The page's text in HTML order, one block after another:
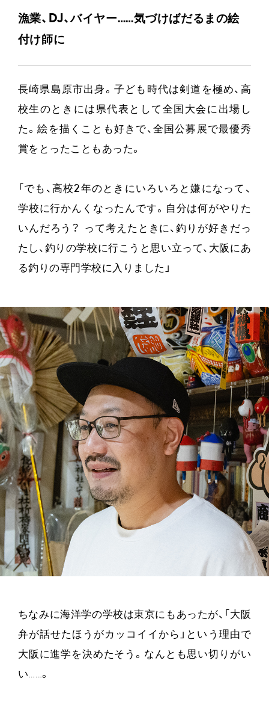
漁業、DJ、バイヤー……気づけばだるまの絵
付け師に
長崎県島原市出身。子ども時代は剣道を極め、高
校生のときには県代表として全国大会に出場し
た。絵を描くことも好きで、全国公募展で最優秀
賞をとったこともあった。
「でも、高校2年のときにいろいろと嫌になって、
学校に行かんくなったんです。自分は何がやりた
いんだろう？ って考えたときに、釣りが好きだっ
たし、釣りの学校に行こうと思い立って、大阪にあ
る釣りの専門学校に入りました」
ちなみに海洋学の学校は東京にもあったが、「大阪
弁が話せたほうがカッコイイから」という理由で
大阪に進学を決めたそう。なんとも思い切りがい
い……。